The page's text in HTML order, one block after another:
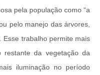
pela população como “a
pelo manejo das árvores,
Esse trabalho permite mais
restante da vegetação da
iluminação no período